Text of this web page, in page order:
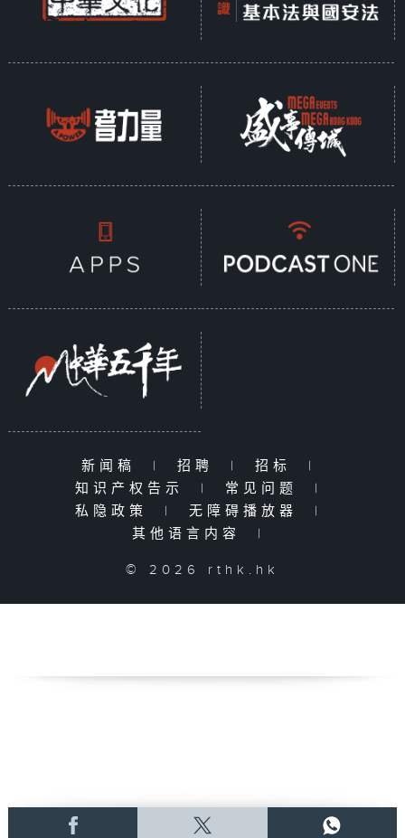
新闻稿 | 招聘 | 招标
|
知识产权告示
| 常见问题
|
私隐政策
| 无障碍播放器
|
其他语言内容
|
© 2026 rthk.hk